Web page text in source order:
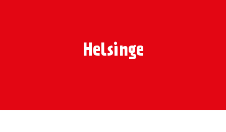
Helsinge